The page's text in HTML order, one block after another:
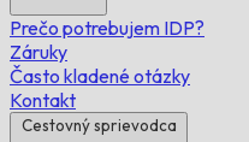
Prečo potrebujem IDP?
Záruky
Často kladené otázky
Kontakt
Cestovný sprievodca